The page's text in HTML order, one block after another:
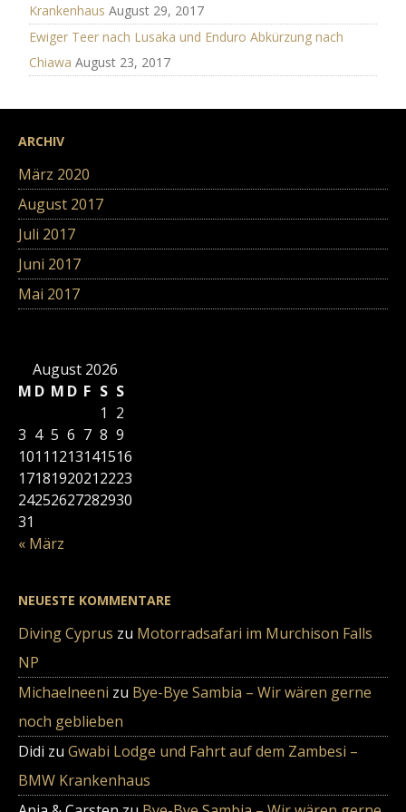
Krankenhaus August 29, 2017
Ewiger Teer nach Lusaka und Enduro Abkürzung nach
Chiawa August 23, 2017
ARCHIV
März 2020
August 2017
Juli 2017
Juni 2017
Mai 2017
August 2026
M D M D F S S
« März
1 2
3 4 5 6 7 8 9
1011 1213141516
17181920212223
24252627282930
31
NEUESTE KOMMENTARE
Diving Cyprus zu Motorradsafari im Murchison Falls
NP
Michaelneeni zu Bye-Bye Sambia – Wir wären gerne
noch geblieben
Didi zu Gwabi Lodge und Fahrt auf dem Zambesi –
BMW Krankenhaus